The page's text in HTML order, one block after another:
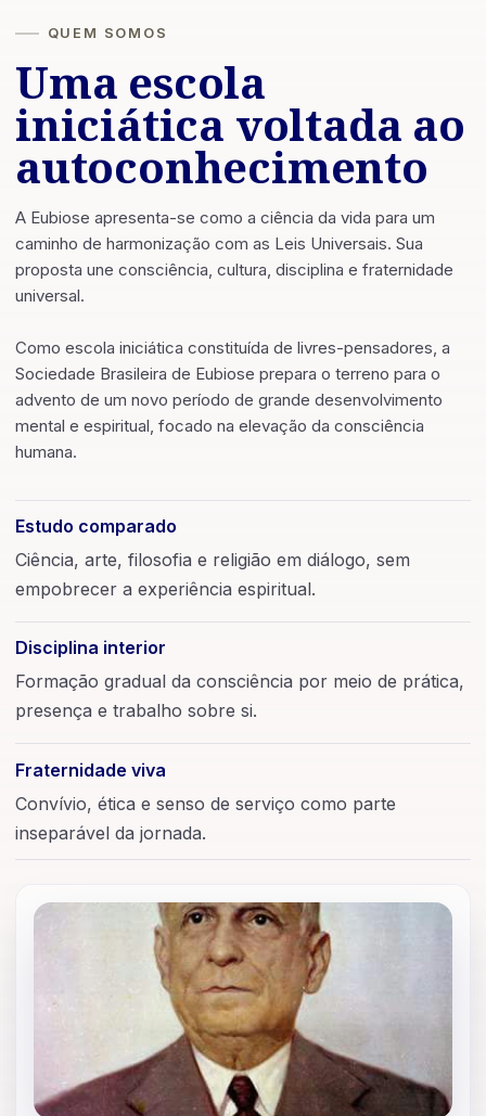
QUEM SOMOS
Uma escola
iniciática voltada ao
autoconhecimento
A Eubiose apresenta-se como a ciência da vida para um
caminho de harmonização com as Leis Universais. Sua
proposta une consciência, cultura, disciplina e fraternidade
universal.
Como escola iniciática constituída de livres-pensadores, a
Sociedade Brasileira de Eubiose prepara o terreno para o
advento de um novo período de grande desenvolvimento
mental e espiritual, focado na elevação da consciência
humana.
Estudo comparado
Ciência, arte, filosofia e religião em diálogo, sem
empobrecer a experiência espiritual.
Disciplina interior
Formação gradual da consciência por meio de prática,
presença e trabalho sobre si.
Fraternidade viva
Convívio, ética e senso de serviço como parte
inseparável da jornada.